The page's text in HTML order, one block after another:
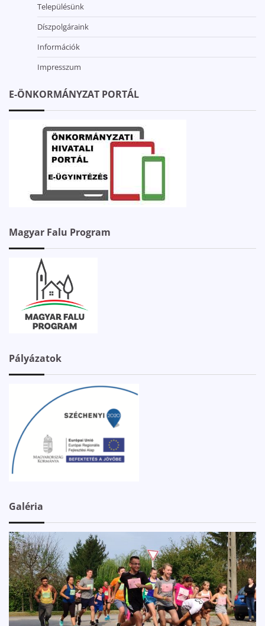
Településünk
Díszpolgáraink
Információk
Impresszum
E-ÖNKORMÁNYZAT PORTÁL
Magyar Falu Program
Pályázatok
Galéria